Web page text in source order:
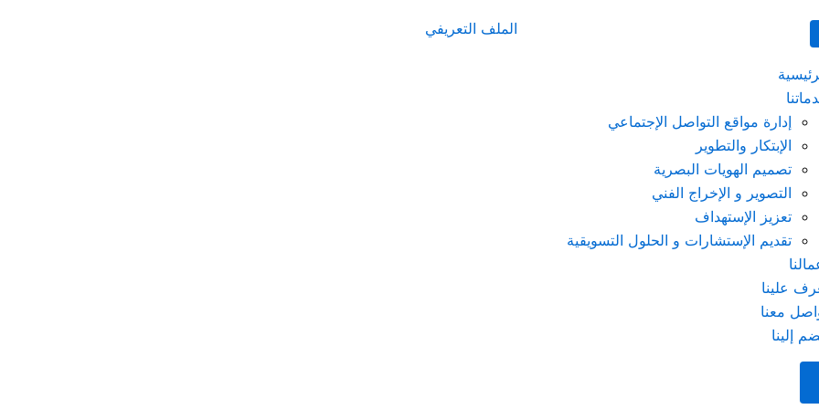
إدارة مواقع التواصل الإجتماعي
الإبتكار والتطوير
تصميم الهويات البصرية
التصوير و الإخراج الفني
تعزيز الإستهداف
تقديم الإستشارات و الحلول التسويقية
علينا
معنا
إلينا
الملف التعريفي